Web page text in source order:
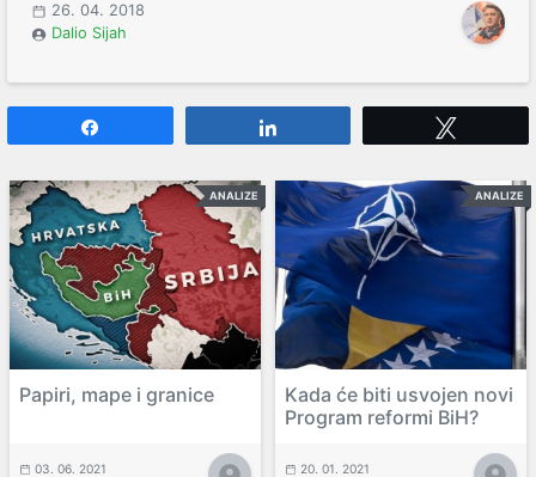
26. 04. 2018
Dalio Sijah
ANALIZE
Papiri, mape i granice
03. 06. 2021
ANALIZE
Kada će biti usvojen novi
Program reformi BiH?
20. 01. 2021